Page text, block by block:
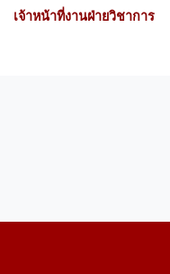
เจ้าหน้าที่งานฝ่ายวิชาการ